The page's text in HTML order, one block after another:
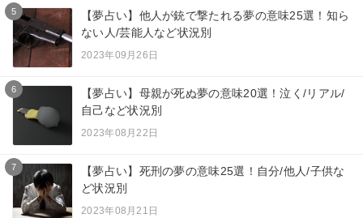
5
【夢占い】他人が銃で撃たれる夢の意味25選！知ら
ない人/芸能人など状況別
2023年09月26日
6
【夢占い】母親が死ぬ夢の意味20選！泣く/リアル/
自己など状況別
2023年08月22日
7
【夢占い】死刑の夢の意味25選！自分/他人/子供な
ど状況別
2023年08月21日